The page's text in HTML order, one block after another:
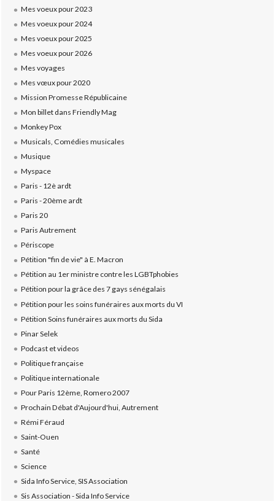
Mes voeux pour 2023
Mes voeux pour 2024
Mes voeux pour 2025
Mes voeux pour 2026
Mes voyages
Mes vœux pour 2020
Mission Promesse Républicaine
Mon billet dans Friendly Mag
Monkey Pox
Musicals, Comédies musicales
Musique
Myspace
Paris - 12è ardt
Paris - 20ème ardt
Paris 20
Paris Autrement
Périscope
Pétition "fin de vie" à E. Macron
Pétition au 1er ministre contre les LGBTphobies
Pétition pour la grâce des 7 gays sénégalais
Pétition pour les soins funéraires aux morts du VI
Pétition Soins funéraires aux morts du Sida
Pinar Selek
Podcast et videos
Politique française
Politique internationale
Pour Paris 12ème, Romero 2007
Prochain Débat d'Aujourd'hui, Autrement
Rémi Féraud
Saint-Ouen
Santé
Science
Sida Info Service, SIS Association
Sis Association - Sida Info Service